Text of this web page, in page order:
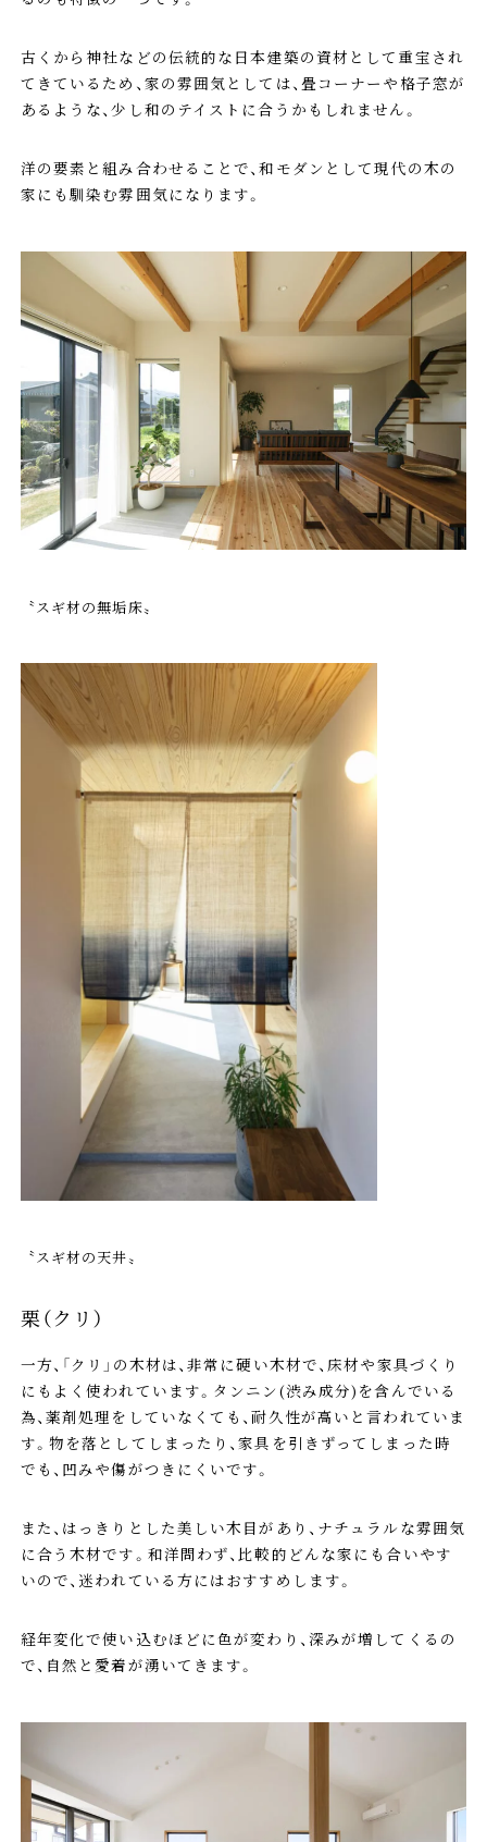
古くから神社などの伝統的な日本建築の資材として重宝され
てきているため、家の雰囲気としては、畳コーナーや格子窓が
あるような、少し和のテイストに合うかもしれません。
洋の要素と組み合わせることで、和モダンとして現代の木の
家にも馴染む雰囲気になります。
〝スギ材の無垢床〟
〝スギ材の天井〟
栗（クリ）
一方、「クリ」の木材は、非常に硬い木材で、床材や家具づくり
にもよく使われています。タンニン(渋み成分)を含んでいる
為、薬剤処理をしていなくても、耐久性が高いと言われていま
す。物を落としてしまったり、家具を引きずってしまった時
でも、凹みや傷がつきにくいです。
また、はっきりとした美しい木目があり、ナチュラルな雰囲気
に合う木材です。和洋問わず、比較的どんな家にも合いやす
いので、迷われている方にはおすすめします。
経年変化で使い込むほどに色が変わり、深みが増してくるの
で、自然と愛着が湧いてきます。